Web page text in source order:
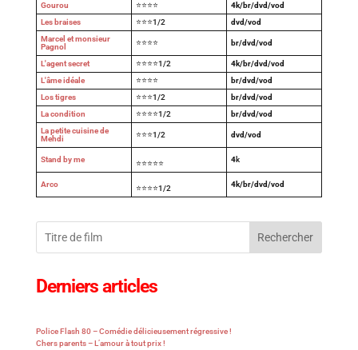
Gourou
⭐⭐⭐⭐
4k/br/dvd/vod
Les braises
⭐⭐⭐1/2
dvd/vod
Marcel et monsieur
Pagnol
⭐⭐⭐⭐ br/dvd/vod
L'agent secret ⭐⭐⭐⭐1/2
4k/br/dvd/vod
L'âme idéale
⭐⭐⭐⭐
br/dvd/vod
Los tigres
⭐⭐⭐1/2
br/dvd/vod
La condition
⭐⭐⭐⭐1/2
br/dvd/vod
La petite cuisine de
Mehdi
⭐⭐⭐1/2 dvd/vod
Stand by me ⭐⭐⭐⭐⭐ 4k
Arco ⭐⭐⭐⭐1/2 4k/br/dvd/vod
Rechercher
Derniers articles
Police Flash 80 – Comédie délicieusement régressive !
Chers parents – L’amour à tout prix !